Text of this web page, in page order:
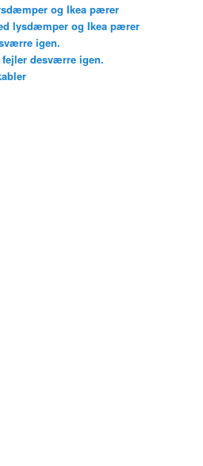
og Ikea pærer
lysdæmper og Ikea pærer
igen.
fejler desværre igen.